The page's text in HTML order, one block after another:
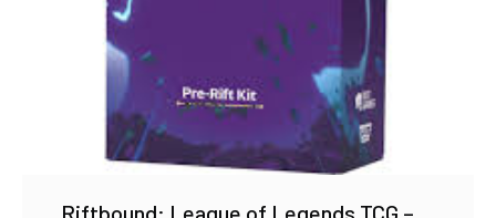
Riftbound: League of Legends TCG –